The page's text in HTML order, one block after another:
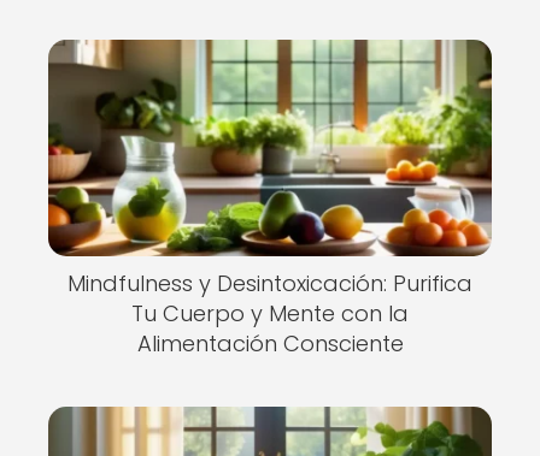
Mindfulness y Desintoxicación: Purifica
Tu Cuerpo y Mente con la
Alimentación Consciente